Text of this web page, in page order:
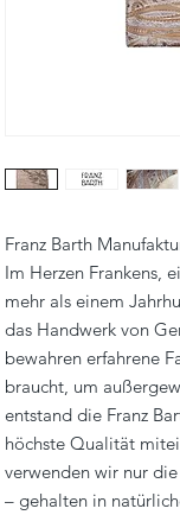
Franz Barth
Im Herzen Frankens,
mehr als einem
das Handwerk von
bewahren erfahrene
braucht, um
entstand die Franz
höchste Qualität
verwenden wir nur
– gehalten in